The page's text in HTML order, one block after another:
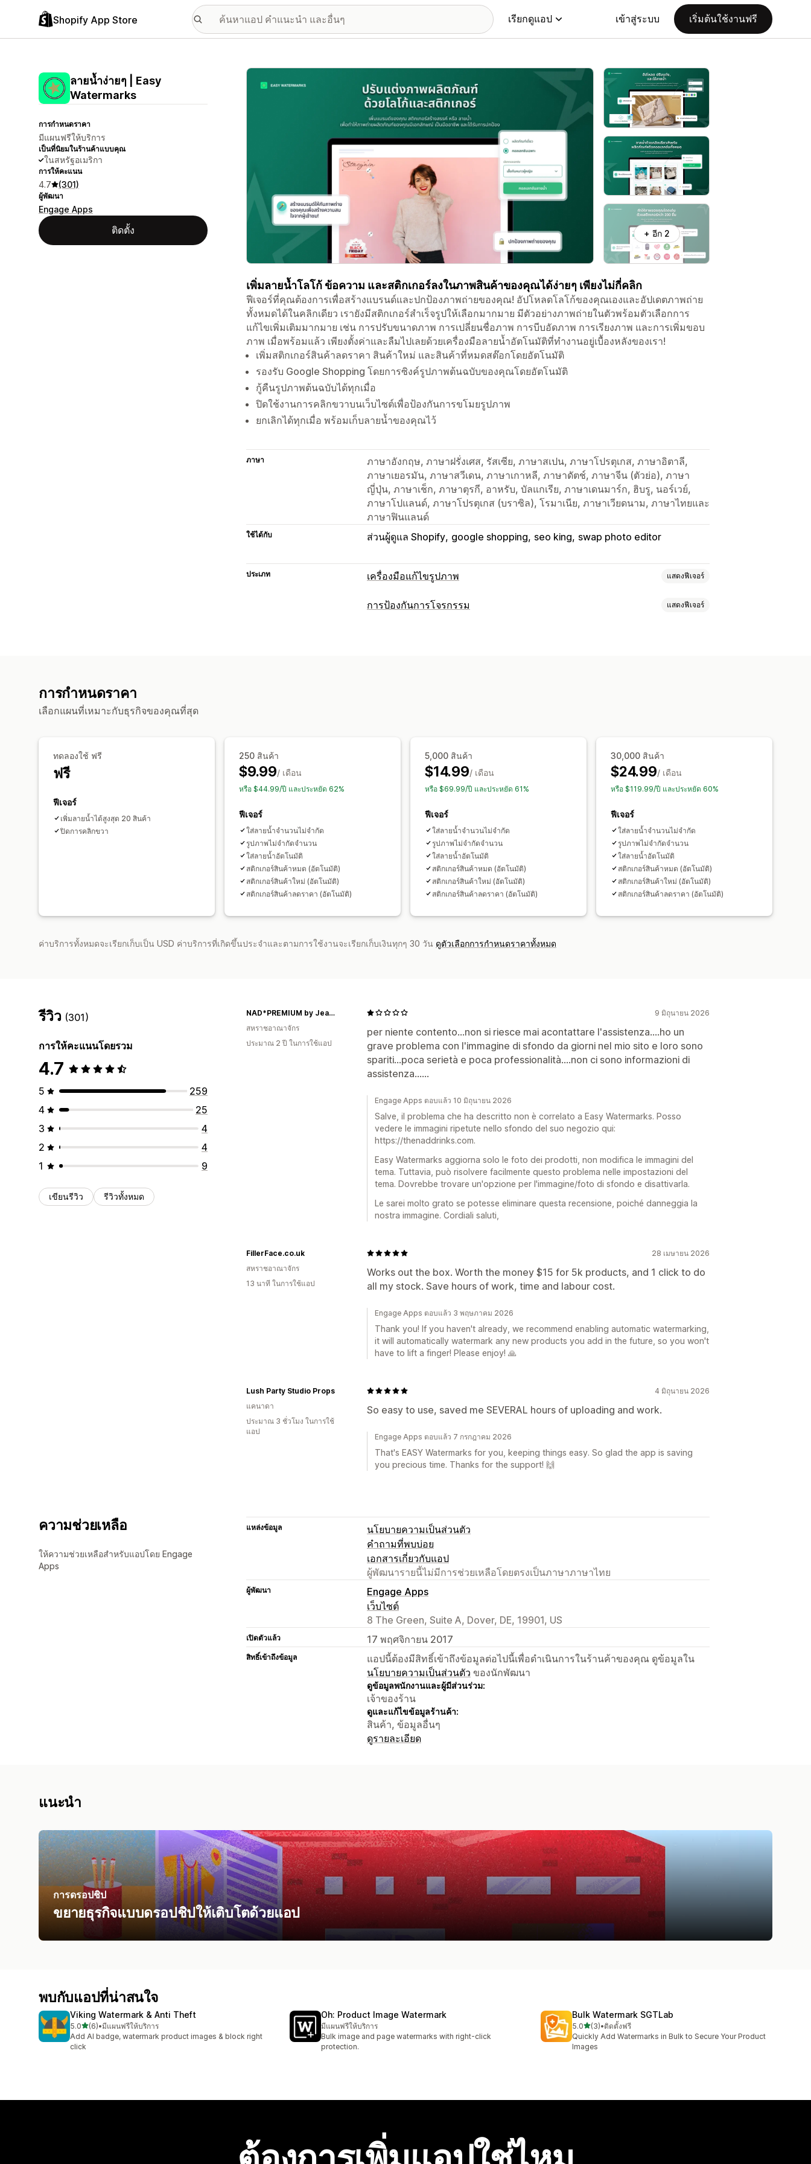
Shopify App Store เรียกดูแอป เข้าสู่ระบบ เริ่มต้นใช้งานฟรี
ลายน้ำง่ายๆ | Easy
Watermarks
การกำหนดราคา
มีแผนฟรีให้บริการ
เป็นที่นิยมในร้านค้าแบบคุณ
ในสหรัฐอเมริกา
การให้คะแนน
4.7 (301)
ผู้พัฒนา
Engage Apps
ติดตั้ง
แกลเลอรีรูปภาพที่แสดง
+ อีก 2
เพิ่มลายน้ำโลโก้ ข้อความ และสติกเกอร์ลงในภาพสินค้าของคุณได้ง่ายๆ เพียงไม่กี่คลิก
ฟีเจอร์ที่คุณต้องการเพื่อสร้างแบรนด์และปกป้องภาพถ่ายของคุณ! อัปโหลดโลโก้ของคุณเองและอัปเดตภาพถ่าย
ทั้งหมดได้ในคลิกเดียว เรายังมีสติกเกอร์สำเร็จรูปให้เลือกมากมาย มีตัวอย่างภาพถ่ายในตัวพร้อมตัวเลือกการ
แก้ไขเพิ่มเติมมากมาย เช่น การปรับขนาดภาพ การเปลี่ยนชื่อภาพ การบีบอัดภาพ การเรียงภาพ และการเพิ่มขอบ
ภาพ เมื่อพร้อมแล้ว เพียงตั้งค่าและลืมไปเลยด้วยเครื่องมือลายน้ำอัตโนมัติที่ทำงานอยู่เบื้องหลังของเรา!
เพิ่มสติกเกอร์สินค้าลดราคา สินค้าใหม่ และสินค้าที่หมดสต๊อกโดยอัตโนมัติ
รองรับ Google Shopping โดยการซิงค์รูปภาพต้นฉบับของคุณโดยอัตโนมัติ
กู้คืนรูปภาพต้นฉบับได้ทุกเมื่อ
ปิดใช้งานการคลิกขวาบนเว็บไซต์เพื่อป้องกันการขโมยรูปภาพ
ยกเลิกได้ทุกเมื่อ พร้อมเก็บลายน้ำของคุณไว้
ภาษา
ภาษาอังกฤษ, ภาษาฝรั่งเศส, รัสเซีย, ภาษาสเปน, ภาษาโปรตุเกส, ภาษาอิตาลี,
ภาษาเยอรมัน, ภาษาสวีเดน, ภาษาเกาหลี, ภาษาดัตช์, ภาษาจีน (ตัวย่อ), ภาษา
ญี่ปุ่น, ภาษาเช็ก, ภาษาตุรกี, อาหรับ, บัลแกเรีย, ภาษาเดนมาร์ก, ฮิบรู, นอร์เวย์,
ภาษาโปแลนด์, ภาษาโปรตุเกส (บราซิล), โรมาเนีย, ภาษาเวียดนาม, ภาษาไทยและ
ภาษาฟินแลนด์
ใช้ได้กับ ส่วนผู้ดูแล Shopify google shopping seo king swap photo editor
ประเภท เครื่องมือแก้ไขรูปภาพ แสดงฟีเจอร์
การเพิ่มประสิทธิภาพรูปภาพ
การป้องกันการโจรกรรม แสดงฟีเจอร์
การกำหนดราคา
เลือกแผนที่เหมาะกับธุรกิจของคุณที่สุด
ทดลองใช้ ฟรี
ฟรี
ฟีเจอร์
เพิ่มลายน้ำได้สูงสุด 20 สินค้า
ปิดการคลิกขวา
250 สินค้า
$9.99/ เดือน
หรือ $44.99/ปี และประหยัด 62%
ฟีเจอร์
ใส่ลายน้ำจำนวนไม่จำกัด
รูปภาพไม่จำกัดจำนวน
ใส่ลายน้ำอัตโนมัติ
สติกเกอร์สินค้าหมด (อัตโนมัติ)
สติกเกอร์สินค้าใหม่ (อัตโนมัติ)
สติกเกอร์สินค้าลดราคา (อัตโนมัติ)
5,000 สินค้า
$14.99/ เดือน
หรือ $69.99/ปี และประหยัด 61%
ฟีเจอร์
ใส่ลายน้ำจำนวนไม่จำกัด
รูปภาพไม่จำกัดจำนวน
ใส่ลายน้ำอัตโนมัติ
สติกเกอร์สินค้าหมด (อัตโนมัติ)
สติกเกอร์สินค้าใหม่ (อัตโนมัติ)
สติกเกอร์สินค้าลดราคา (อัตโนมัติ)
30,000 สินค้า
$24.99/ เดือน
หรือ $119.99/ปี และประหยัด 60%
ฟีเจอร์
ใส่ลายน้ำจำนวนไม่จำกัด
รูปภาพไม่จำกัดจำนวน
ใส่ลายน้ำอัตโนมัติ
สติกเกอร์สินค้าหมด (อัตโนมัติ)
สติกเกอร์สินค้าใหม่ (อัตโนมัติ)
สติกเกอร์สินค้าลดราคา (อัตโนมัติ)
ค่าบริการทั้งหมดจะเรียกเก็บเป็น USD ค่าบริการที่เกิดขึ้นประจำและตามการใช้งานจะเรียกเก็บเงินทุกๆ 30 วัน ดูตัวเลือกการกำหนดราคาทั้งหมด
รีวิว (301)
การให้คะแนนโดยรวม
4.7
5
259
4
25
3
4
2
4
1
9
เขียนรีวิว รีวิวทั้งหมด
9 มิถุนายน 2026
per niente contento...non si riesce mai acontattare l'assistenza....ho un
grave problema con l'immagine di sfondo da giorni nel mio sito e loro sono
spariti...poca serietà e poca professionalità....non ci sono informazioni di
assistenza......
NAD*PREMIUM by Jean Hick
สหราชอาณาจักร
ประมาณ 2 ปี ในการใช้แอป
Engage Apps ตอบแล้ว 10 มิถุนายน 2026
Salve, il problema che ha descritto non è correlato a Easy Watermarks. Posso
vedere le immagini ripetute nello sfondo del suo negozio qui:
https://thenaddrinks.com.
Easy Watermarks aggiorna solo le foto dei prodotti, non modifica le immagini del
tema. Tuttavia, può risolvere facilmente questo problema nelle impostazioni del
tema. Dovrebbe trovare un'opzione per l'immagine/foto di sfondo e disattivarla.
Le sarei molto grato se potesse eliminare questa recensione, poiché danneggia la
nostra immagine. Cordiali saluti,
28 เมษายน 2026
Works out the box. Worth the money $15 for 5k products, and 1 click to do
all my stock. Save hours of work, time and labour cost.
FillerFace.co.uk
สหราชอาณาจักร
13 นาที ในการใช้แอป
Engage Apps ตอบแล้ว 3 พฤษภาคม 2026
Thank you! If you haven't already, we recommend enabling automatic watermarking,
it will automatically watermark any new products you add in the future, so you won't
have to lift a finger! Please enjoy! 🙏
4 มิถุนายน 2026
So easy to use, saved me SEVERAL hours of uploading and work.
Lush Party Studio Props
แคนาดา
ประมาณ 3 ชั่วโมง ในการใช้
แอป
Engage Apps ตอบแล้ว 7 กรกฎาคม 2026
That's EASY Watermarks for you, keeping things easy. So glad the app is saving
you precious time. Thanks for the support! 🙌
ความช่วยเหลือ
ให้ความช่วยเหลือสำหรับแอปโดย Engage
Apps
แหล่งข้อมูล
นโยบายความเป็นส่วนตัว
คำถามที่พบบ่อย
เอกสารเกี่ยวกับแอป
ผู้พัฒนารายนี้ไม่มีการช่วยเหลือโดยตรงเป็นภาษาภาษาไทย
ผู้พัฒนา
Engage Apps
เว็บไซต์
8 The Green, Suite A, Dover, DE, 19901, US
เปิดตัวแล้ว 17 พฤศจิกายน 2017
สิทธิ์เข้าถึงข้อมูล
แอปนี้ต้องมีสิทธิ์เข้าถึงข้อมูลต่อไปนี้เพื่อดำเนินการในร้านค้าของคุณ ดูข้อมูลใน
นโยบายความเป็นส่วนตัว ของนักพัฒนา
ดูข้อมูลพนักงานและผู้มีส่วนร่วม:
เจ้าของร้าน
ดูและแก้ไขข้อมูลร้านค้า:
สินค้า, ข้อมูลอื่นๆ
ดูรายละเอียด
แนะนำ
การดรอปชิป
ขยายธุรกิจแบบดรอปชิปให้เติบโตด้วยแอป
พบกับแอปที่น่าสนใจ
Viking Watermark & Anti Theft
5.0เต็ม 5 ดาว
(6)
ทั้งหมด 6 รีวิว
•มีแผนฟรีให้บริการ
Add AI badge, watermark product images & block right
click
Oh: Product Image Watermark
มีแผนฟรีให้บริการ
Bulk image and page watermarks with right-click
protection.
Bulk Watermark SGTLab
5.0เต็ม 5 ดาว
(3)
ทั้งหมด 3 รีวิว
•ติดตั้งฟรี
Quickly Add Watermarks in Bulk to Secure Your Product
Images